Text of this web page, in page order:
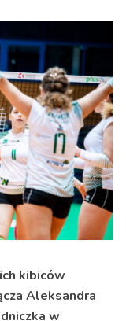
kibiców
Aleksandra
w